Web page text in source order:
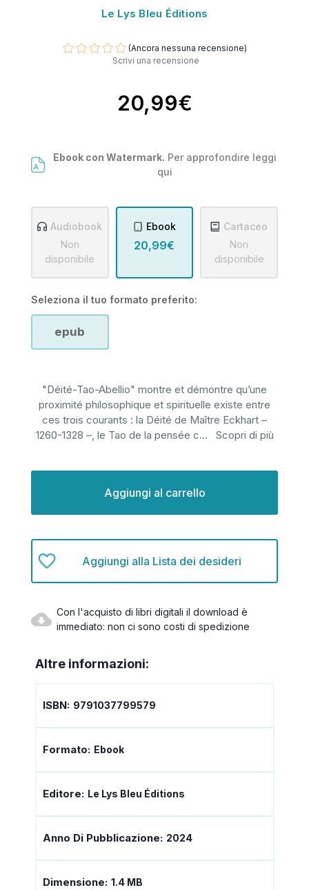
Le Lys Bleu Éditions
(Ancora nessuna recensione)
Scrivi una recensione
20,99€
Ebook con Watermark. Per approfondire leggi
qui
Audiobook
Non
disponibile
Ebook
20,99€
Cartaceo
Non
disponibile
Seleziona il tuo formato preferito:
epub
"Déité-Tao-Abellio" montre et démontre qu’une
proximité philosophique et spirituelle existe entre
ces trois courants : la Déité de Maître Eckhart –
1260-1328 –, le Tao de la pensée c... Scopri di più
Aggiungi alla Lista dei desideri
Con l'acquisto di libri digitali il download è
immediato: non ci sono costi di spedizione
Altre informazioni:
ISBN: 9791037799579
Formato: Ebook
Editore: Le Lys Bleu Éditions
Anno Di Pubblicazione: 2024
Dimensione: 1.4 MB